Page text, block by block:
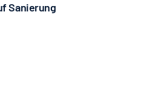
Sanierung